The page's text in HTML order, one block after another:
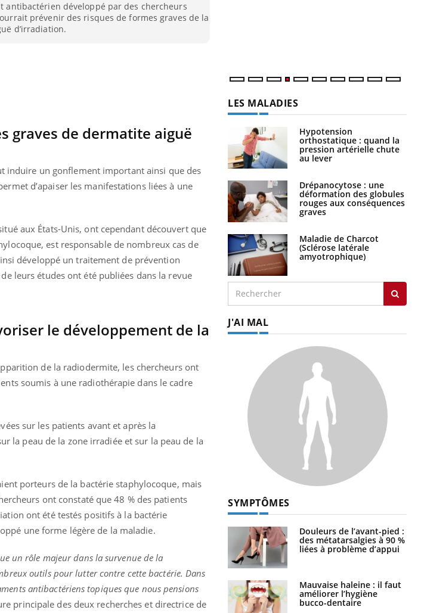
antibactérien développé par des chercheurs
prévenir des risques de formes graves de la
d’irradiation.
graves de dermatite aiguë
induire un gonflement important ainsi que des
d’apaiser les manifestations liées à une
aux États-Unis, ont cependant découvert que
est responsable de nombreux cas de
développé un traitement de prévention
leurs études ont été publiées dans la revue
le développement de la
de la radiodermite, les chercheurs ont
soumis à une radiothérapie dans le cadre
sur les patients avant et après la
la peau de la zone irradiée et sur la peau de la
porteurs de la bactérie staphylocoque, mais
ont constaté que 48 % des patients
ont été testés positifs à la bactérie
une forme légère de la maladie.
un rôle majeur dans la survenue de la
outils pour lutter contre cette bactérie. Dans
antibactériens topiques que nous pensions
principale des deux recherches et directrice de
LES MALADIES
Hypotension
orthostatique : quand la
pression artérielle chute
au lever
Drépanocytose : une
déformation des globules
rouges aux conséquences
graves
Maladie de Charcot
(Sclérose latérale
amyotrophique)
J'AI MAL
SYMPTÔMES
Douleurs de l’avant-pied :
des métatarsalgies à 90 %
liées à problème d’appui
Mauvaise haleine : il faut
améliorer l’hygiène
bucco-dentaire